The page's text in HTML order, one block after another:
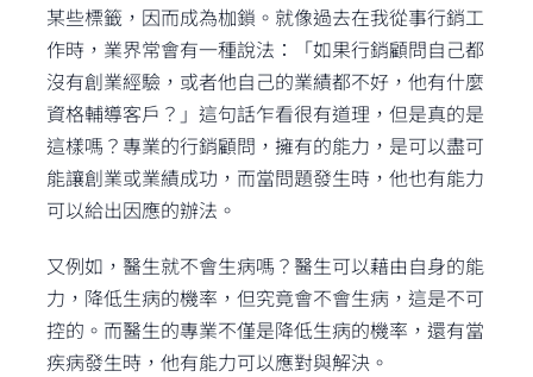
某些標籤，因而成為枷鎖。就像過去在我從事行銷工
作時，業界常會有一種說法：「如果行銷顧問自己都
沒有創業經驗，或者他自己的業績都不好，他有什麼
資格輔導客戶？」這句話乍看很有道理，但是真的是
這樣嗎？專業的行銷顧問，擁有的能力，是可以盡可
能讓創業或業績成功，而當問題發生時，他也有能力
可以給出因應的辦法。
又例如，醫生就不會生病嗎？醫生可以藉由自身的能
力，降低生病的機率，但究竟會不會生病，這是不可
控的。而醫生的專業不僅是降低生病的機率，還有當
疾病發生時，他有能力可以應對與解決。